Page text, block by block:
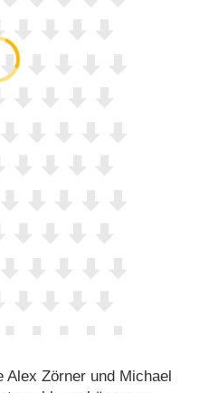
Alex Zörner und Michael